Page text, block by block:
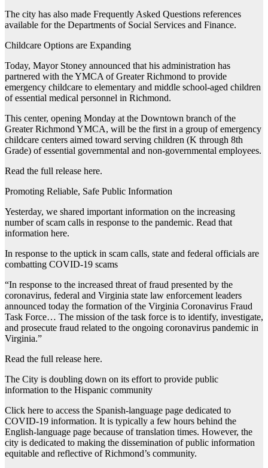
The city has also made Frequently Asked Questions references
available for the Departments of Social Services and Finance.
Childcare Options are Expanding
Today, Mayor Stoney announced that his administration has
partnered with the YMCA of Greater Richmond to provide
emergency childcare to elementary and middle school-aged children
of essential medical personnel in Richmond.
This center, opening Monday at the Downtown branch of the
Greater Richmond YMCA, will be the first in a group of emergency
childcare centers aimed toward serving children (K through 8th
Grade) of essential governmental and non-governmental employees.
Read the full release here.
Promoting Reliable, Safe Public Information
Yesterday, we shared important information on the increasing
number of scam calls in response to the pandemic. Read that
information here.
In response to the uptick in scam calls, state and federal officials are
combatting COVID-19 scams
“In response to the increased threat of fraud presented by the
coronavirus, federal and Virginia state law enforcement leaders
announced today the formation of the Virginia Coronavirus Fraud
Task Force… The mission of the task force is to identify, investigate,
and prosecute fraud related to the ongoing coronavirus pandemic in
Virginia.”
Read the full release here.
The City is doubling down on its effort to provide public
information to the Hispanic community
Click here to access the Spanish-language page dedicated to
COVID-19 information. It is typically a few hours behind the
English-language page because of translation times. However, the
city is dedicated to making the dissemination of public information
equitable and reflective of Richmond’s community.